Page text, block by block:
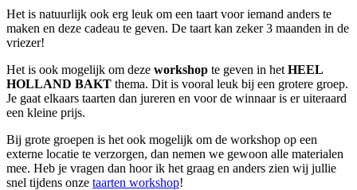
Het is natuurlijk ook erg leuk om een taart voor iemand anders te
maken en deze cadeau te geven. De taart kan zeker 3 maanden in de
vriezer!
Het is ook mogelijk om deze workshop te geven in het HEEL
HOLLAND BAKT thema. Dit is vooral leuk bij een grotere groep.
Je gaat elkaars taarten dan jureren en voor de winnaar is er uiteraard
een kleine prijs.
Bij grote groepen is het ook mogelijk om de workshop op een
externe locatie te verzorgen, dan nemen we gewoon alle materialen
mee. Heb je vragen dan hoor ik het graag en anders zien wij jullie
snel tijdens onze taarten workshop!